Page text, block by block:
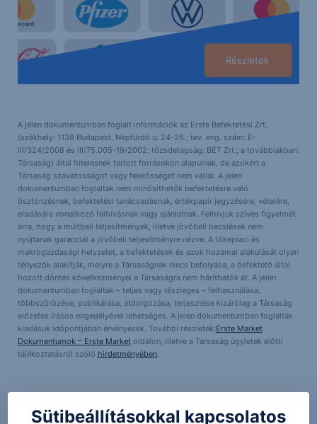
Részletek
A jelen dokumentumban foglalt információk az Erste Befektetési Zrt.
(székhely: 1138 Budapest, Népfürdő u. 24-26.; tev. eng. szám: E-
III/324/2008 és III/75.005-19/2002; tőzsdetagság: BÉT Zrt.; a továbbiakban:
Társaság) által hitelesnek tartott forrásokon alapulnak, de azokért a
Társaság szavatosságot vagy felelősséget nem vállal. A jelen
dokumentumban foglaltak nem minősíthetők befektetésre való
ösztönzésnek, befektetési tanácsadásnak, értékpapír jegyzésére, vételére,
eladására vonatkozó felhívásnak vagy ajánlatnak. Felhívjuk szíves figyelmét
arra, hogy a múltbeli teljesítmények, illetve jövőbeli becslések nem
nyújtanak garanciát a jövőbeli teljesítményre nézve. A tőkepiaci és
makrogazdasági helyzetet, a befektetések és azok hozamai alakulását olyan
tényezők alakítják, melyre a Társaságnak nincs befolyása, a befektető által
hozott döntés következményei a Társaságra nem háríthatók át. A jelen
dokumentumban foglaltak – teljes vagy részleges – felhasználása,
többszörözése, publikálása, átdolgozása, terjesztése kizárólag a Társaság
előzetes írásos engedélyével lehetséges. A jelen dokumentumban foglaltak
kiadásuk időpontjában érvényesek. További részletek:Erste Market
Dokumentumok – Erste Marketoldalon, illetve a Társaság ügyletek előtti
tájékoztatásról szóló hirdetményében.
Sütibeállításokkal kapcsolatos